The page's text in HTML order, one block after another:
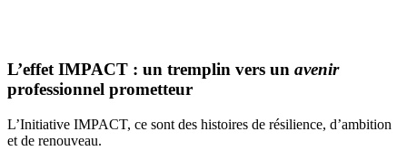
L’effet IMPACT : un tremplin vers un avenir
professionnel prometteur
L’Initiative IMPACT, ce sont des histoires de résilience, d’ambition
et de renouveau.